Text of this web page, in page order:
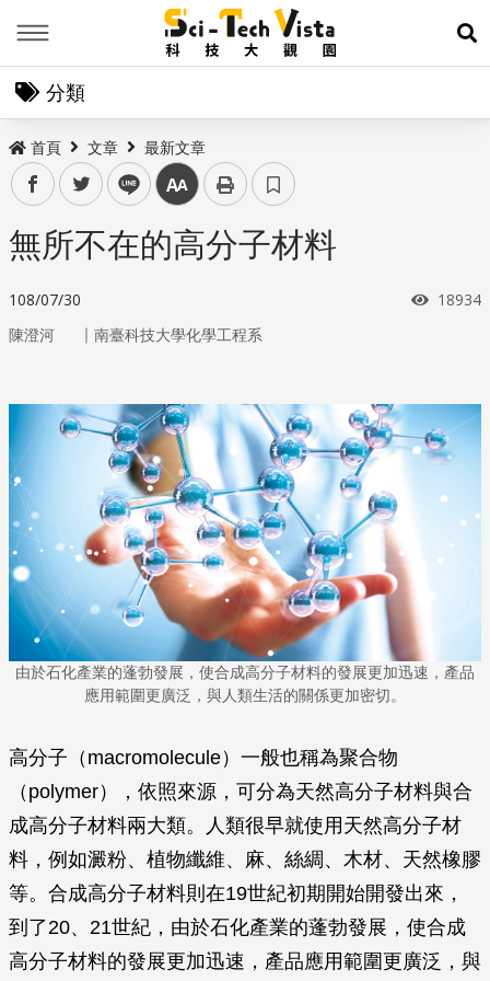
展
分類
首頁 文章 最新文章
facebooktwitter line 中
無所不在的高分子材料
108/07/30 瀏覽次
18934
陳澄河 ｜ 南臺科技大學化學工程系
由於石化產業的蓬勃發展，使合成高分子材料的發展更加迅速，產品
應用範圍更廣泛，與人類生活的關係更加密切。
高分子（macromolecule）一般也稱為聚合物
（polymer），依照來源，可分為天然高分子材料與合
成高分子材料兩大類。人類很早就使用天然高分子材
料，例如澱粉、植物纖維、麻、絲綢、木材、天然橡膠
等。合成高分子材料則在19世紀初期開始開發出來，
到了20、21世紀，由於石化產業的蓬勃發展，使合成
高分子材料的發展更加迅速，產品應用範圍更廣泛，與